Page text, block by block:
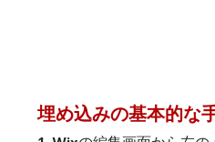
埋め込みの基本的な